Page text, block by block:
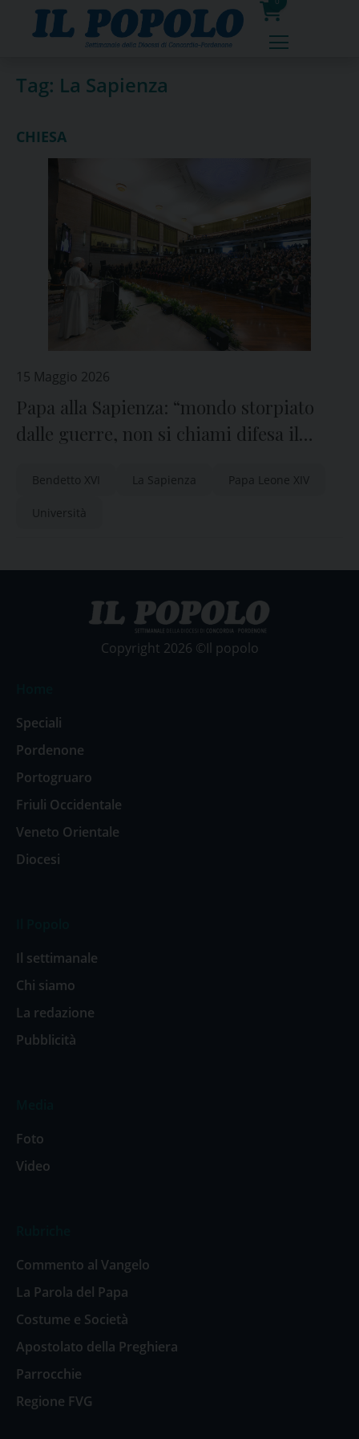
0
prodotti
Tag: La Sapienza
CHIESA
15 Maggio 2026
Papa alla Sapienza: “mondo storpiato
dalle guerre, non si chiami difesa il
Bendetto XVI La Sapienza Papa Leone XIV
Università
Copyright 2026 ©Il popolo
Speciali
Pordenone
Portogruaro
Friuli Occidentale
Veneto Orientale
Diocesi
Il settimanale
Chi siamo
La redazione
Pubblicità
Foto
Video
Commento al Vangelo
La Parola del Papa
Costume e Società
Apostolato della Preghiera
Parrocchie
Regione FVG